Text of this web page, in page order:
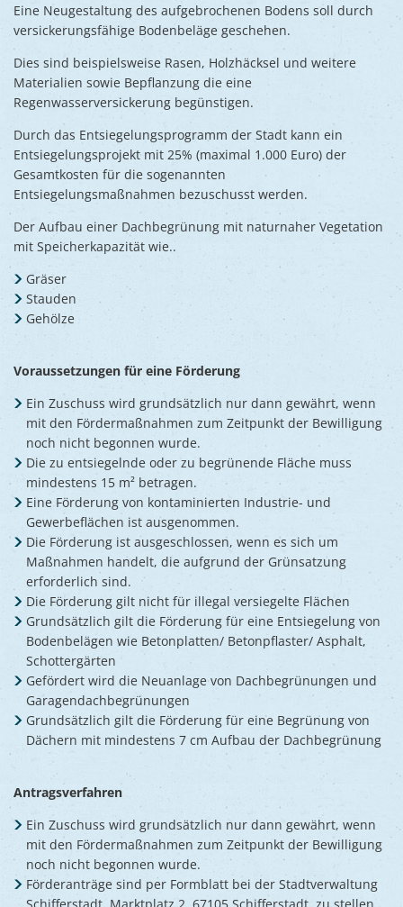
Eine Neugestaltung des aufgebrochenen Bodens soll durch
versickerungsfähige Bodenbeläge geschehen.
Dies sind beispielsweise Rasen, Holzhäcksel und weitere
Materialien sowie Bepflanzung die eine
Regenwasserversickerung begünstigen.
Durch das Entsiegelungsprogramm der Stadt kann ein
Entsiegelungsprojekt mit 25% (maximal 1.000 Euro) der
Gesamtkosten für die sogenannten
Entsiegelungsmaßnahmen bezuschusst werden.
Der Aufbau einer Dachbegrünung mit naturnaher Vegetation
mit Speicherkapazität wie..
Gräser
Stauden
Gehölze
Voraussetzungen für eine Förderung
Ein Zuschuss wird grundsätzlich nur dann gewährt, wenn
mit den Fördermaßnahmen zum Zeitpunkt der Bewilligung
noch nicht begonnen wurde.
Die zu entsiegelnde oder zu begrünende Fläche muss
mindestens 15 m² betragen.
Eine Förderung von kontaminierten Industrie- und
Gewerbeflächen ist ausgenommen.
Die Förderung ist ausgeschlossen, wenn es sich um
Maßnahmen handelt, die aufgrund der Grünsatzung
erforderlich sind.
Die Förderung gilt nicht für illegal versiegelte Flächen
Grundsätzlich gilt die Förderung für eine Entsiegelung von
Bodenbelägen wie Betonplatten/ Betonpflaster/ Asphalt,
Schottergärten
Gefördert wird die Neuanlage von Dachbegrünungen und
Garagendachbegrünungen
Grundsätzlich gilt die Förderung für eine Begrünung von
Dächern mit mindestens 7 cm Aufbau der Dachbegrünung
Antragsverfahren
Ein Zuschuss wird grundsätzlich nur dann gewährt, wenn
mit den Fördermaßnahmen zum Zeitpunkt der Bewilligung
noch nicht begonnen wurde.
Förderanträge sind per Formblatt bei der Stadtverwaltung